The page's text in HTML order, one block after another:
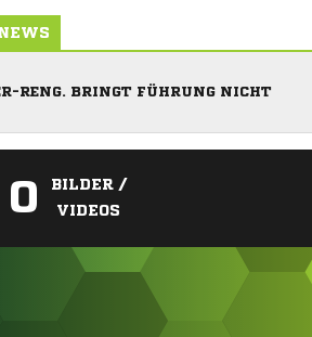
RENG. BRINGT FÜHRUNG NICHT
0
BILDER /
VIDEOS